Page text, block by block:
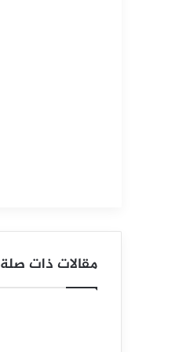
ر
ا
ل
مقالات ذات صلة